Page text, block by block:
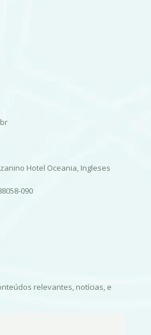
Hotel Oceania, Ingleses
090
relevantes, notícias, e